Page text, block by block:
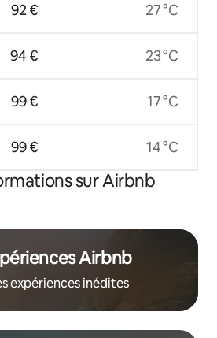
92 €
94 €
99 €
99 €
27 °C
23 °C
17 °C
14 °C
sur Airbnb
Airbnb
expériences inédites